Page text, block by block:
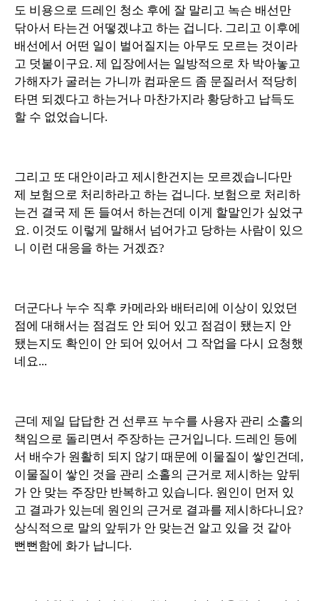
도 비용으로 드레인 청소 후에 잘 말리고 녹슨 배선만
닦아서 타는건 어떻겠냐고 하는 겁니다. 그리고 이후에
배선에서 어떤 일이 벌어질지는 아무도 모르는 것이라
고 덧붙이구요. 제 입장에서는 일방적으로 차 박아놓고
가해자가 굴러는 가니까 컴파운드 좀 문질러서 적당히
타면 되겠다고 하는거나 마찬가지라 황당하고 납득도
할 수 없었습니다.
그리고 또 대안이라고 제시한건지는 모르겠습니다만
제 보험으로 처리하라고 하는 겁니다. 보험으로 처리하
는건 결국 제 돈 들여서 하는건데 이게 할말인가 싶었구
요. 이것도 이렇게 말해서 넘어가고 당하는 사람이 있으
니 이런 대응을 하는 거겠죠?
더군다나 누수 직후 카메라와 배터리에 이상이 있었던
점에 대해서는 점검도 안 되어 있고 점검이 됐는지 안
됐는지도 확인이 안 되어 있어서 그 작업을 다시 요청했
네요...
근데 제일 답답한 건 선루프 누수를 사용자 관리 소홀의
책임으로 돌리면서 주장하는 근거입니다. 드레인 등에
서 배수가 원활히 되지 않기 때문에 이물질이 쌓인건데,
이물질이 쌓인 것을 관리 소홀의 근거로 제시하는 앞뒤
가 안 맞는 주장만 반복하고 있습니다. 원인이 먼저 있
고 결과가 있는데 원인의 근거로 결과를 제시하다니요?
상식적으로 말의 앞뒤가 안 맞는건 알고 있을 것 같아
뻔뻔함에 화가 납니다.